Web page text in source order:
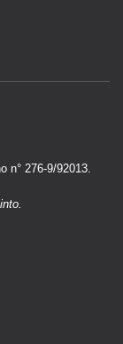
n° 276-9/92013.